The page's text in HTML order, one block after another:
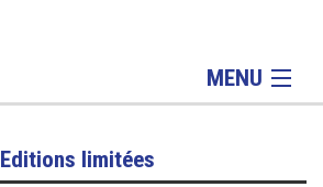
MENU
Homme
Editions limitées